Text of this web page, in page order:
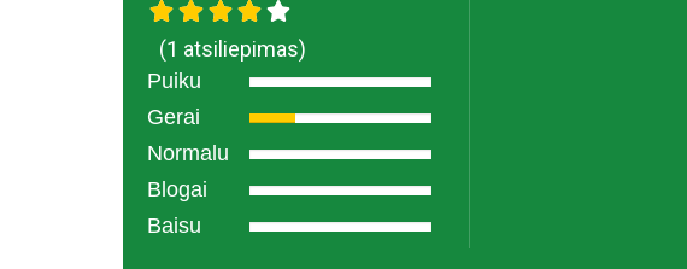
(1 atsiliepimas)
Puiku
Gerai
Normalu
Blogai
Baisu